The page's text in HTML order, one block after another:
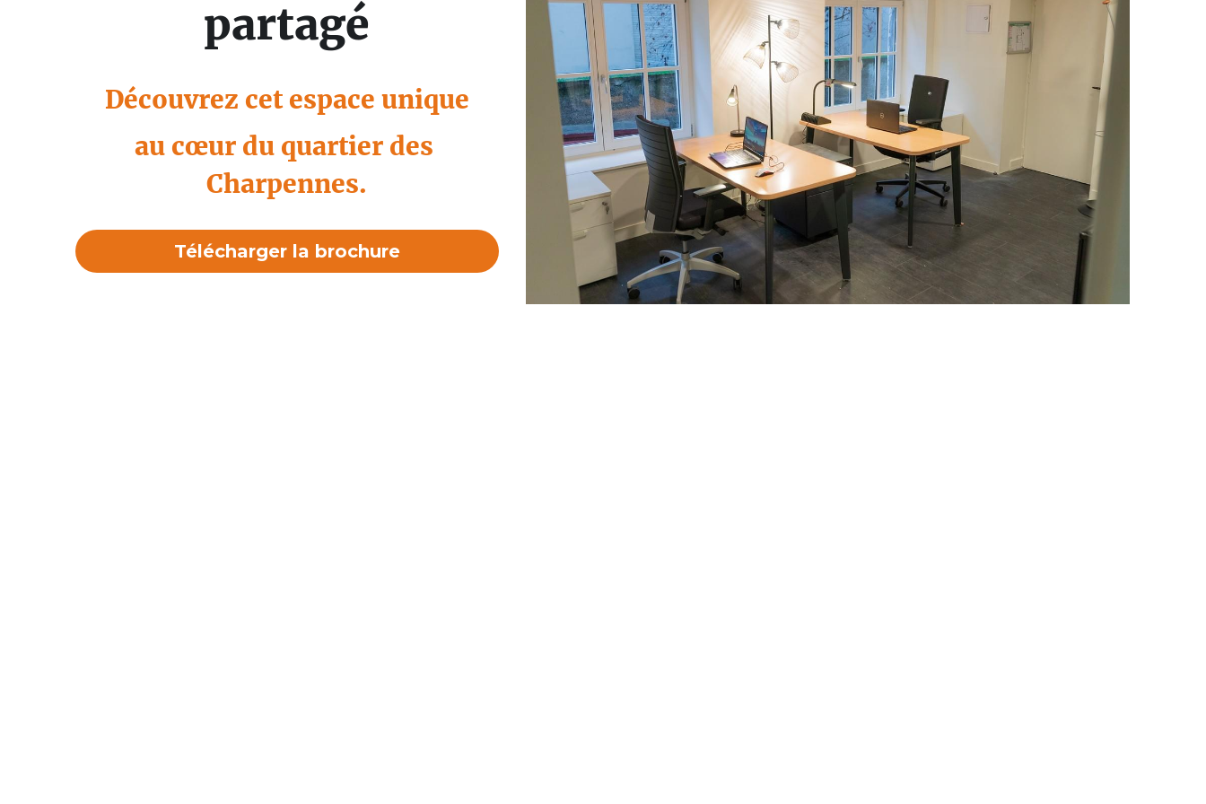
partagé
Découvrez cet espace unique
au cœur du quartier des
Charpennes.
Télécharger la brochure